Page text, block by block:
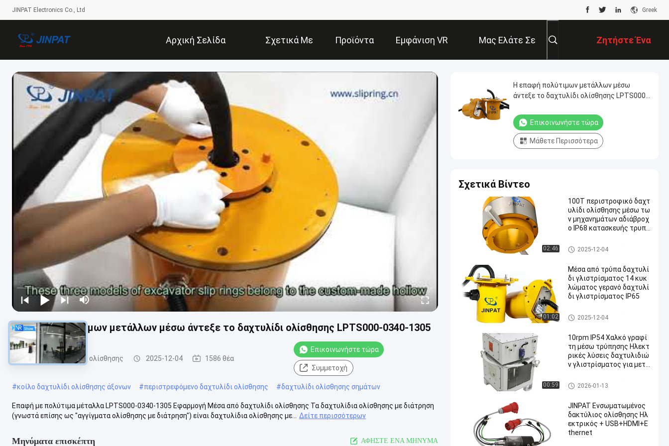
JINPAT Electronics Co., Ltd Greek
Αρχική Σελίδα Σχετικά Με Προϊόντα Εμφάνιση VR Μας Ελάτε Σε
Επαφή Με
Ζητήστε Ένα
Απόσπασμα
Η επαφή πολύτιμων μετάλλων μέσω άντεξε το δαχτυλίδι ολίσθησης LPTS000-0340-1305
Λύσεις δαχτυλιδιών ολίσθησης 2025-12-04 1586 θέα
Επικοινωνήστε τώρα
Συμμετοχή
#κοίλο δαχτυλίδι ολίσθησης άξονων #περιστρεφόμενο δαχτυλίδι ολίσθησης #δαχτυλίδι ολίσθησης σημάτων
Επαφή με πολύτιμα μέταλλα LPTS000-0340-1305 Εφαρμογή Μέσα από δαχτυλίδι ολίσθησης Τα δαχτυλίδια ολίσθησης με διάτρηση
(γνωστά επίσης ως "αγγίγματα ολίσθησης με διάτρηση") είναι δαχτυλίδια ολίσθησης με...
Δείτε περισσότερων
Μηνύματα επισκέπτη ΑΦΗΣΤΕ ΕΝΑ ΜΗΝΥΜΑ
Η επαφή πολύτιμων μετάλλων μέσω
άντεξε το δαχτυλίδι ολίσθησης LPTS000-
Επικοινωνήστε τώρα
Μάθετε Περισσότερα
Σχετικά Βίντεο
02:46
100T περιστροφικό δαχτ
υλίδι ολίσθησης μέσω τω
ν μηχανημάτων αδιάβροχ
ο IP68 κατασκευής τρυπ
Λύσεις δαχτυλιδιών ολίσθη
σης
2025-12-04
01:02
Μέσα από τρύπα δαχτυλί
δι γλιστρίσματος 14 κυκ
λώματος γερανό δαχτυλί
δι γλιστρίσματος IP65
Λύσεις δαχτυλιδιών ολίσθη
σης
2025-12-04
00:59
10rpm IP54 Χαλκό γραφί
τη μέσω τρύπησης Ηλεκτ
ρικές λύσεις δαχτυλιδιώ
ν γλιστρίσματος για μετά
Λύσεις δαχτυλιδιών ολίσθη
σης
2026-01-13
JINPAT Ενσωματωμένος
δακτύλιος ολίσθησης Ηλ
εκτρικός + USB+HDMI+E
thernet